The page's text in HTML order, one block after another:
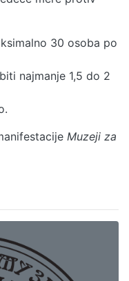
30 osoba po
najmanje 1,5 do 2
Muzeji za